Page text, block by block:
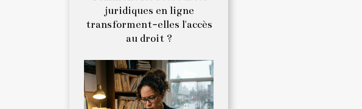
juridiques en ligne
transforment-elles l'accès
au droit ?